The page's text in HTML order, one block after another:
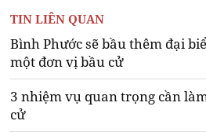
TIN LIÊN QUAN
Bình Phước sẽ bầu thêm đại
một đơn vị bầu cử
3 nhiệm vụ quan trọng cần
cử